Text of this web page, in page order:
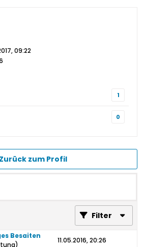
09:22
1
0
Zurück zum Profil
Filter
Besaiten
)
11.05.2016, 20:26